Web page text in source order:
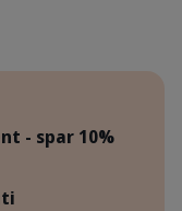
- spar 10%